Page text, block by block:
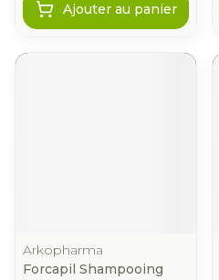
Ajouter au panier
Arkopharma
Forcapil Shampooing